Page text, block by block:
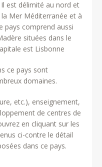
Il est délimité au nord et
la Mer Méditerranée et à
pays comprend aussi
situées dans le
est Lisbonne
ce pays sont
domaines.
etc.), enseignement,
de centres de
en cliquant sur les
ci-contre le détail
dans ce pays.